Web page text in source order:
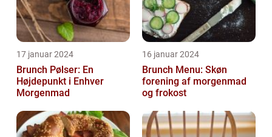
17 januar 2024
Brunch Pølser: En
Højdepunkt i Enhver
Morgenmad
16 januar 2024
Brunch Menu: Skøn
forening af morgenmad
og frokost